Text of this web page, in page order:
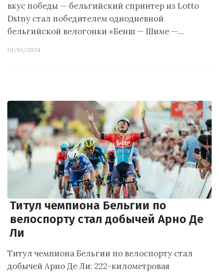
вкус победы — бельгийский спринтер из Lotto
Dstny стал победителем однодневной
бельгийской велогонки «Бенш — Шиме —…
01/10/2024
Титул чемпиона Бельгии по
велоспорту стал добычей Арно Де
Ли
Титул чемпиона Бельгии по велоспорту стал
добычей Арно Де Ли: 222-километровая